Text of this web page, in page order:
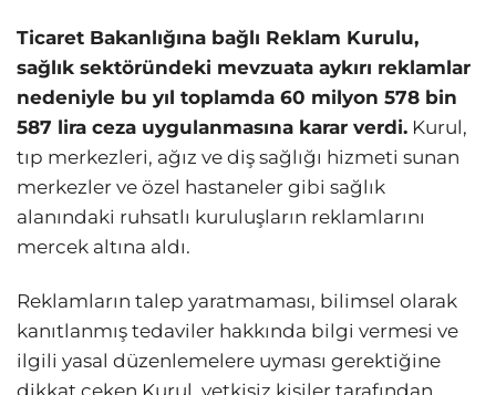
Ticaret Bakanlığına bağlı Reklam Kurulu,
sağlık sektöründeki mevzuata aykırı reklamlar
nedeniyle bu yıl toplamda 60 milyon 578 bin
587 lira ceza uygulanmasına karar verdi. Kurul,
tıp merkezleri, ağız ve diş sağlığı hizmeti sunan
merkezler ve özel hastaneler gibi sağlık
alanındaki ruhsatlı kuruluşların reklamlarını
mercek altına aldı.
Reklamların talep yaratmaması, bilimsel olarak
kanıtlanmış tedaviler hakkında bilgi vermesi ve
ilgili yasal düzenlemelere uyması gerektiğine